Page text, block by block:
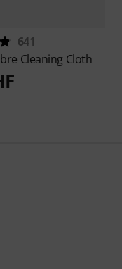
641
Cleaning Cloth